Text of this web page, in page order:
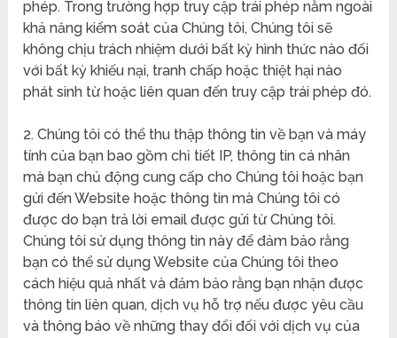
phép. Trong trường hợp truy cập trái phép nằm ngoài
khả năng kiểm soát của Chúng tôi, Chúng tôi sẽ
không chịu trách nhiệm dưới bất kỳ hình thức nào đối
với bất kỳ khiếu nại, tranh chấp hoặc thiệt hại nào
phát sinh từ hoặc liên quan đến truy cập trái phép đó.
2. Chúng tôi có thể thu thập thông tin về bạn và máy
tính của bạn bao gồm chỉ tiết IP, thông tin cá nhân
mà bạn chủ động cung cấp cho Chúng tôi hoặc bạn
gửi đến Website hoặc thông tin mà Chúng tôi có
được do bạn trả lời email được gửi từ Chúng tôi.
Chúng tôi sử dụng thông tin này để đảm bảo rằng
bạn có thể sử dụng Website của Chúng tôi theo
cách hiệu quả nhất và đảm bảo rằng bạn nhận được
thông tin liên quan, dịch vụ hỗ trợ nếu được yêu cầu
và thông báo về những thay đổi đối với dịch vụ của